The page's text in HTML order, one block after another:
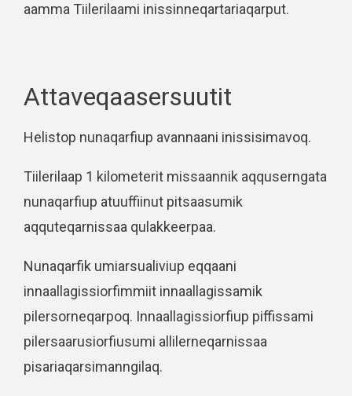
aamma Tiilerilaami inissinneqartariaqarput.
Attaveqaasersuutit
Helistop nunaqarfiup avannaani inissisimavoq.
Tiilerilaap 1 kilometerit missaannik aqquserngata
nunaqarfiup atuuffiinut pitsaasumik
aqquteqarnissaa qulakkeerpaa.
Nunaqarfik umiarsualiviup eqqaani
innaallagissiorfimmiit innaallagissamik
pilersorneqarpoq. Innaallagissiorfiup piffissami
pilersaarusiorfiusumi allilerneqarnissaa
pisariaqarsimanngilaq.